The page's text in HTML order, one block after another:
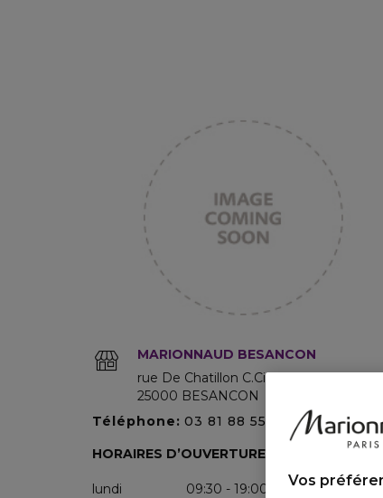
MARIONNAUD BESANCON
rue De Chatillon C.Cial Valentin 6
25000 BESANCON
Téléphone: 03 81 88 55 82
HORAIRES D’OUVERTURE
lundi
09:30 - 19:00
Vos